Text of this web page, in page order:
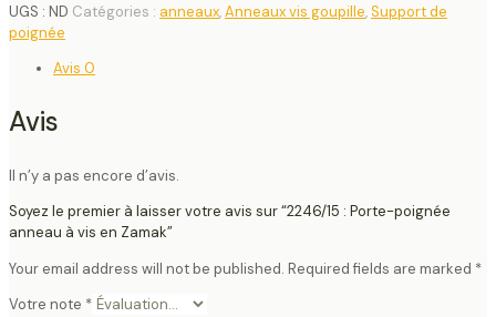
UGS : ND Catégories : anneaux,Anneaux vis goupille,Support de
poignée
Avis 0
Avis
Il n’y a pas encore d’avis.
Soyez le premier à laisser votre avis sur “2246/15 : Porte-poignée
anneau à vis en Zamak”
Your email address will not be published. Required fields are marked *
Votre note *